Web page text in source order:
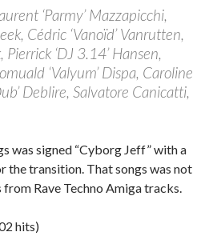
‘Parmy’ Mazzapicchi,
Cédric ‘Vanoïd’ Vanrutten,
Pierrick ‘DJ 3.14’ Hansen,
‘Valyum’ Dispa, Caroline
Deblire, Salvatore Canicatti,
was signed “Cyborg Jeff” with a
the transition. That songs was not
Rave Techno Amiga tracks.
hits)